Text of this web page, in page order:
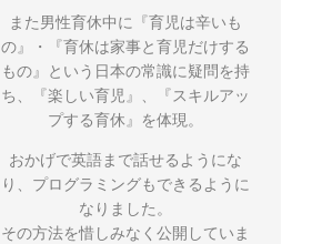
また男性育休中に『育児は辛いも
の』・『育休は家事と育児だけする
もの』という日本の常識に疑問を持
ち、『楽しい育児』、『スキルアッ
プする育休』を体現。
おかげで英語まで話せるようにな
り、プログラミングもできるように
なりました。
その方法を惜しみなく公開していま